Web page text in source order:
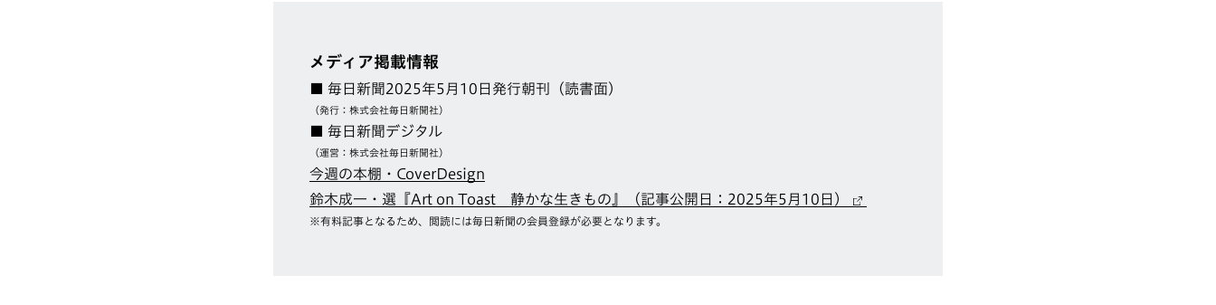
メディア掲載情報
■ 毎日新聞2025年5月10日発行朝刊（読書面）
（発行：株式会社毎日新聞社）
■ 毎日新聞デジタル
（運営：株式会社毎日新聞社）
今週の本棚・CoverDesign
鈴木成一・選『Art on Toast 静かな生きもの』（記事公開日：2025年5月10日）
※有料記事となるため、閲読には毎日新聞の会員登録が必要となります。